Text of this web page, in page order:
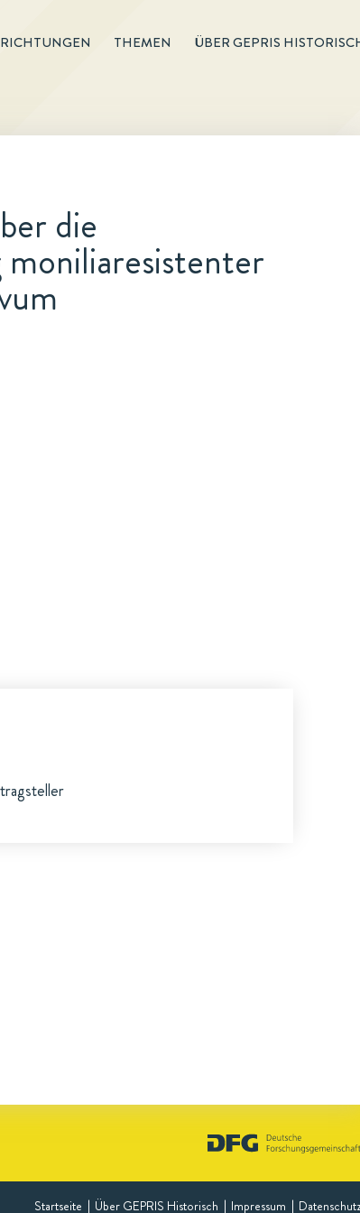
THEMEN ÜBER GEPRIS
die
Startseite Über GEPRIS Historisch Impressum Datenschutz